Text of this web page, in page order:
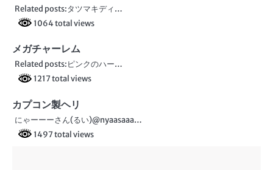
ゲ
シ
ョ
ン
Related posts:タツマキディ…
1064 total views
メガチャーレム
Related posts:ピンクのハー…
1217 total views
カプコン製ヘリ
にゃーーーさん(るい)@nyaasaaa…
1497 total views